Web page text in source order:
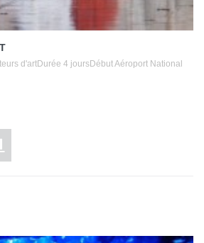
d'artDurée 4 joursDébut Aéroport National